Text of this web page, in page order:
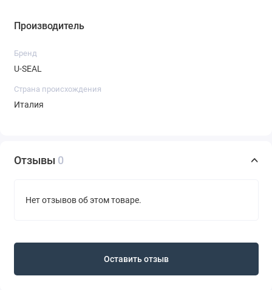
Производитель
Бренд
U-SEAL
Страна происхождения
Италия
Отзывы 0
Нет отзывов об этом товаре.
Оставить отзыв